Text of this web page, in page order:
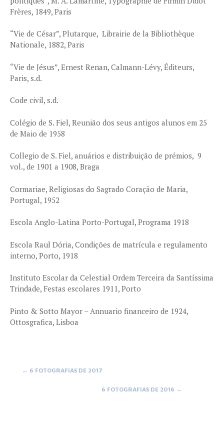
Frères, 1849, Paris
“Vie de César”, Plutarque, Librairie de la Bibliothèque
Nationale, 1882, Paris
“Vie de Jésus”, Ernest Renan, Calmann-Lévy, Éditeurs,
Paris, s.d.
Code civil, s.d.
Colégio de S. Fiel, Reunião dos seus antigos alunos em 25
de Maio de 1958
Collegio de S. Fiel, anuários e distribuição de prémios, 9
vol., de 1901 a 1908, Braga
Cormariae, Religiosas do Sagrado Coração de Maria,
Portugal, 1952
Escola Anglo-Latina Porto-Portugal, Programa 1918
Escola Raul Dória, Condições de matrícula e regulamento
interno, Porto, 1918
Instituto Escolar da Celestial Ordem Terceira da Santíssima
Trindade, Festas escolares 1911, Porto
Pinto & Sotto Mayor – Annuario financeiro de 1924,
Ottosgrafica, Lisboa
Post
← 6 FOTOGRAFIAS DE 2017
6 FOTOGRAFIAS DE 2016 →